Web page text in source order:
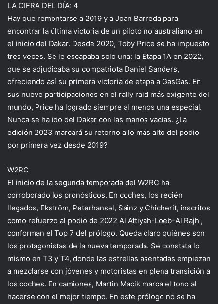
LA CIFRA DEL DÍA: 4
Hay que remontarse a 2019 y a Joan Barreda para
encontrar la última victoria de un piloto no australiano en
el inicio del Dakar. Desde 2020, Toby Price se ha impuesto
tres veces. Se le escapaba solo una: la Etapa 1A en 2022,
que se adjudicaba su compatriota Daniel Sanders,
ofreciendo así su primera victoria de etapa a GasGas. En
sus nueve participaciones en el rally raid más exigente del
mundo, Price ha logrado siempre al menos una especial.
Nunca se ha ido del Dakar con las manos vacías. ¿La
edición 2023 marcará su retorno a lo más alto del podio
por primera vez desde 2019?
W2RC
El inicio de la segunda temporada del W2RC ha
corroborado los pronósticos. En coches, los recién
llegados, Ekström, Peterhansel, Sainz y Chicherit, inscritos
como refuerzo al podio de 2022 Al Attiyah-Loeb-Al Rajhi,
conforman el Top 7 del prólogo. Queda claro quiénes son
los protagonistas de la nueva temporada. Se constata lo
mismo en T3 y T4, donde las estrellas asentadas empiezan
a mezclarse con jóvenes y motoristas en plena transición a
los coches. En camiones, Martin Macik marca el tono al
hacerse con el mejor tiempo. En este prólogo no se ha